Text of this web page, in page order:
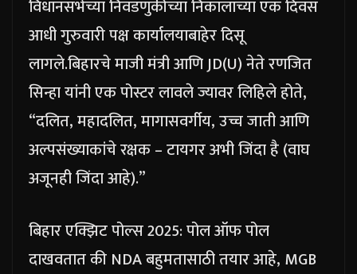
विधानसभेच्या निवडणुकीच्या निकालाच्या एक दिवस
आधी गुरुवारी पक्ष कार्यालयाबाहेर दिसू
लागले.बिहारचे माजी मंत्री आणि JD(U) नेते रणजित
सिन्हा यांनी एक पोस्टर लावले ज्यावर लिहिले होते,
“दलित, महादलित, मागासवर्गीय, उच्च जाती आणि
अल्पसंख्याकांचे रक्षक – टायगर अभी जिंदा है (वाघ
अजूनही जिंदा आहे).”
बिहार एक्झिट पोल्स 2025: पोल ऑफ पोल
दाखवतात की NDA बहुमतासाठी तयार आहे, MGB